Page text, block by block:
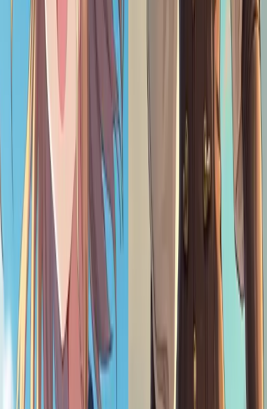
Rien de plus simple ! Il vous suffit d'entrer votre texte, de choisir un
style (comme kawaii, fantasy ou steampunk), de sélectionner le ratio
de sortie et de cliquer sur "Générer". Notre IA transformera
instantanément le texte en fille loli animée en fonction de votre saisie
Puis-je créer des œuvres d'art Loli pour mon profil de média social ?